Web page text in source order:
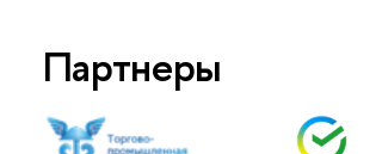
Партнеры